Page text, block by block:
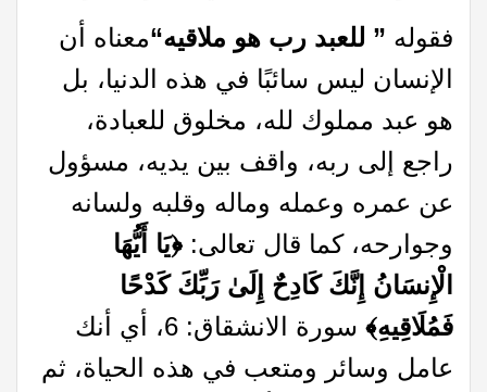
فقوله ” للعبد رب هو ملاقيه“معناه أن
الإنسان ليس سائبًا في هذه الدنيا، بل
هو عبد مملوك لله، مخلوق للعبادة،
راجع إلى ربه، واقف بين يديه، مسؤول
عن عمره وعمله وماله وقلبه ولسانه
وجوارحه، كما قال تعالى: ﴿يَا أَيُّهَا
الْإِنسَانُ إِنَّكَ كَادِحٌ إِلَىٰ رَبِّكَ كَدْحًا
فَمُلَاقِيهِ﴾
سورة الانشقاق: 6، أي أنك
عامل وسائر ومتعب في هذه الحياة، ثم